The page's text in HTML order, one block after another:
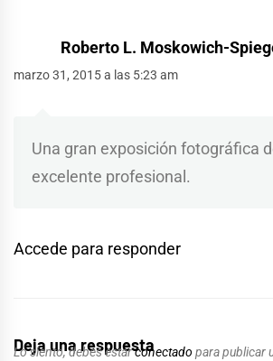
Roberto L. Moskowich-
marzo 31, 2015 a las 5:23 am
Una gran exposición fotográfica
excelente profesional.
Accede para responder
Deja una respuesta
Lo siento, debes estarconectado para publicar